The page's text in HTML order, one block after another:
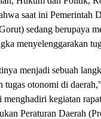
saat ini Pemerintah
sedang berupaya
menyelenggarakan
menjadi sebuah
tugas otonomi di
kegiatan
Peraturan Daerah